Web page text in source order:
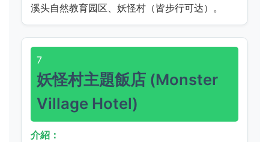
溪头自然教育园区、妖怪村（皆步行可达）。
7
妖怪村主題飯店 (Monster
Village Hotel)
介紹：